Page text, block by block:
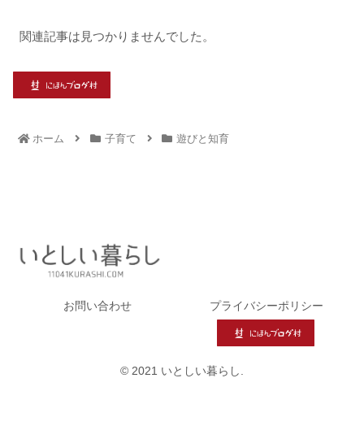
関連記事は見つかりませんでした。
ホーム 子育て 遊びと知育
お問い合わせ プライバシーポリシー
© 2021 いとしい暮らし.